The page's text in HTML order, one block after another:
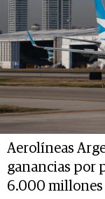
Aerolíneas
ganancias por
6.000 millones